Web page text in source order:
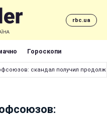
rbc.ua
Гороскопи
скандал получил